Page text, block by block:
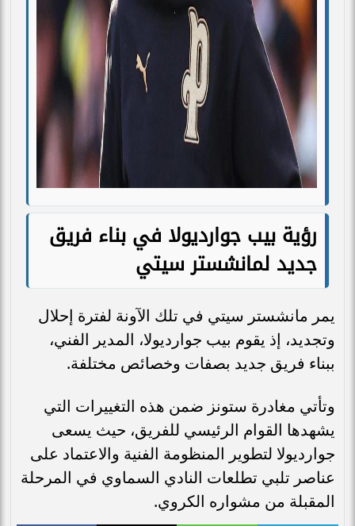
رؤية بيب جوارديولا في بناء فريق
جديد لمانشستر سيتي
يمر مانشستر سيتي في تلك الآونة لفترة إحلال
وتجديد، إذ يقوم بيب جوارديولا، المدير الفني،
ببناء فريق جديد بصفات وخصائص مختلفة.
وتأتي مغادرة ستونز ضمن هذه التغييرات التي
يشهدها القوام الرئيسي للفريق، حيث يسعى
جوارديولا لتطوير المنظومة الفنية والاعتماد على
عناصر تلبي تطلعات النادي السماوي في المرحلة
المقبلة من مشواره الكروي.